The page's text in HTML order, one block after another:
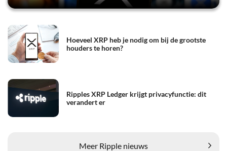
Hoeveel XRP heb je nodig om bij de grootste
houders te horen?
Ripples XRP Ledger krijgt privacyfunctie: dit
verandert er
Meer Ripple nieuws